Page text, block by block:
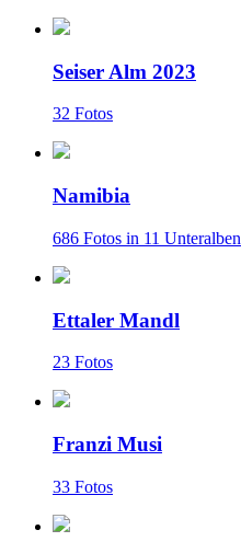
Seiser Alm 2023
32 Fotos
Namibia
686 Fotos in 11 Unteralben
Ettaler Mandl
23 Fotos
Franzi Musi
33 Fotos